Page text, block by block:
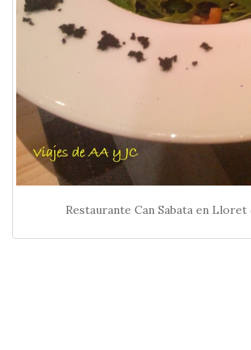
Restaurante Can Sabata en Lloret